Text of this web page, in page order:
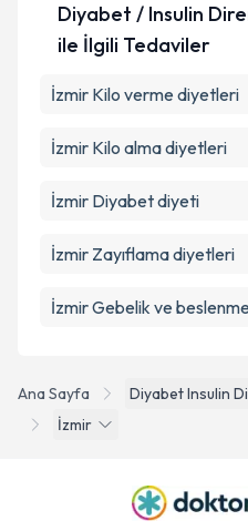
Ana Sayfa
Diyabet
İzmir
Diyabet / Insulin
ile İlgili Tedaviler
İzmir Kilo verme diyetleri
İzmir Kilo alma diyetleri
İzmir Diyabet diyeti
İzmir Zayıflama diyetleri
İzmir Gebelik ve beslenme